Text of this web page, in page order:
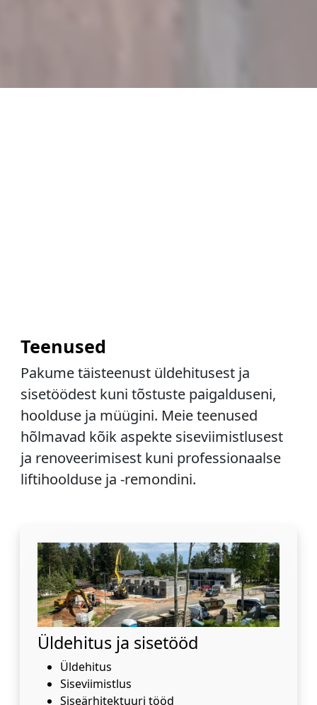
Teenused
Pakume täisteenust üldehitusest ja
sisetöödest kuni tõstuste paigalduseni,
hoolduse ja müügini. Meie teenused
hõlmavad kõik aspekte siseviimistlusest
ja renoveerimisest kuni professionaalse
liftihoolduse ja -remondini.
Üldehitus ja sisetööd
Üldehitus
Siseviimistlus
Siseärhitektuuri tööd